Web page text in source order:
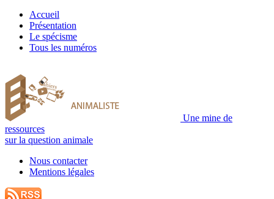
Accueil
Présentation
Le spécisme
Tous les numéros
Une mine de
ressources
sur la question animale
Nous contacter
Mentions légales